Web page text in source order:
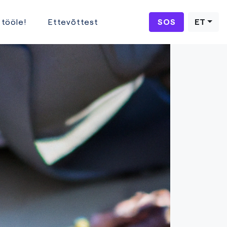
tööle! Ettevõttest SOS ET